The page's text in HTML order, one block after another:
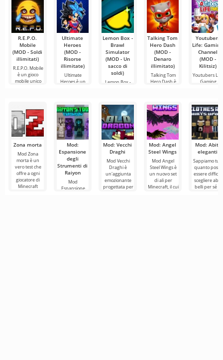
R.E.P.O.
Mobile
(MOD - Soldi
illimitati)
R.E.P.O. Mobile
è un gioco
mobile unico
Ultimate
Heroes
(MOD -
Risorse
illimitate)
Ultimate
Heroes è un
Lemon Box -
Brawl
Simulator
(MOD - Un
sacco di
soldi)
Lemon Box -
simulatori
Talking Tom
Hero Dash
(MOD -
Denaro
illimitato)
Talking Tom
Hero Dash è
Youtubers
Life: Gaming
Channel
(MOD -
Kilitsiz)
Youtubers
Gaming
Zona morta
Mod Zona
morta è un
vero test che
offre a ogni
giocatore di
Minecraft
Mod:
Espansione
degli
Strumenti di
Raiyon
Mod
Espansione
Mod: Vecchi
Draghi
Mod Vecchi
Draghi è
un'aggiunta
emozionante
progettata per
Mod: Angel
Steel Wings
Mod Angel
Steel Wings è
un nuovo set
di ali per
Minecraft, il cui
Mod: Abiti
eleganti
Sappiamo tutti
quanto possa
essere difficile
scegliere abiti
belli per sé in